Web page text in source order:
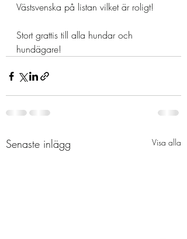
Västsvenska på listan vilket är roligt!
Stort grattis till alla hundar och
hundägare!
Senaste inlägg Visa alla